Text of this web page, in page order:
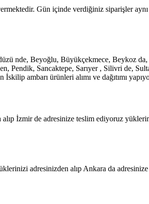
Gün içinde verdiğiniz siparişler
nde, Beyoğlu, Büyükçekmece, Beykoz
Pendik, Sancaktepe, Sarıyer , Silivri de,
ambarı ürünleri alımı ve dağıtımı
İzmir de adresinize teslim ediyoruz
adresinizden alıp Ankara da